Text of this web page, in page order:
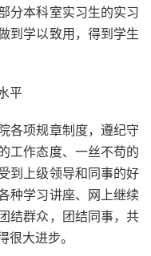
分本科室实习生的实习
到学以致用，得到学生
平
项规章制度，遵纪守
工作态度、一丝不苟的
到上级领导和同事的好
种学习讲座、网上继续
结群众，团结同事，共
大进步。